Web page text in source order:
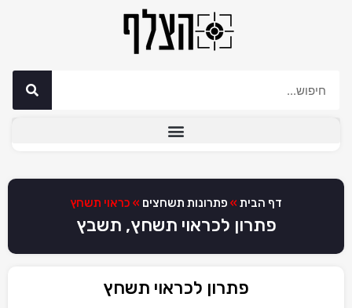
דף הבית » פתרונות תשחצים » כראוי תשחץ
פתרון לכראוי תשחץ, תשבץ
פתרון לכראוי תשחץ